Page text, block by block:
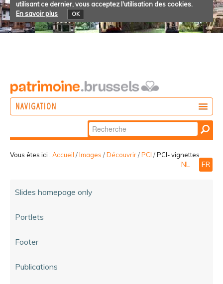
utilisant ce dernier, vous acceptez l'utilisation des cookies.
En savoir plus
OK
NAVIGATION
Chercher par
Recherche
avancée…
Vous êtes ici : Accueil /Images /Découvrir/PCI /PCI- vignettes
NL FR
Slides homepage only
Portlets
Footer
Publications